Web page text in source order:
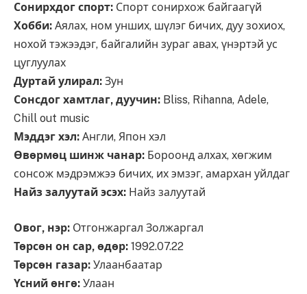
Сонирхдог спорт: Спорт сонирхож байгаагүй
Хобби: Аялах, ном унших, шүлэг бичих, дуу зохиох,
нохой тэжээдэг, байгалийн зураг авах, үнэртэй ус
цуглуулах
Дуртай улирал: Зун
Сонсдог хамтлаг, дуучин: Bliss, Rihanna, Adele,
Chill out music
Мэддэг хэл: Англи, Япон хэл
Өвөрмөц шинж чанар: Бороонд алхах, хөгжим
сонсож мэдрэмжээ бичих, их эмзэг, амархан уйлдаг
Найз залуутай эсэх: Найз залуутай
Овог, нэр: Отгонжаргал Золжаргал
Төрсөн он сар, өдөр: 1992.07.22
Төрсөн газар: Улаанбаатар
Үсний өнгө: Улаан